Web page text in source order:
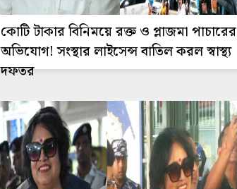
কোটি টাকার বিনিময়ে রক্ত ও প্লাজমা পাচারের
অভিযোগ! সংস্থার লাইসেন্স বাতিল করল স্বাস্থ্য
দফতর